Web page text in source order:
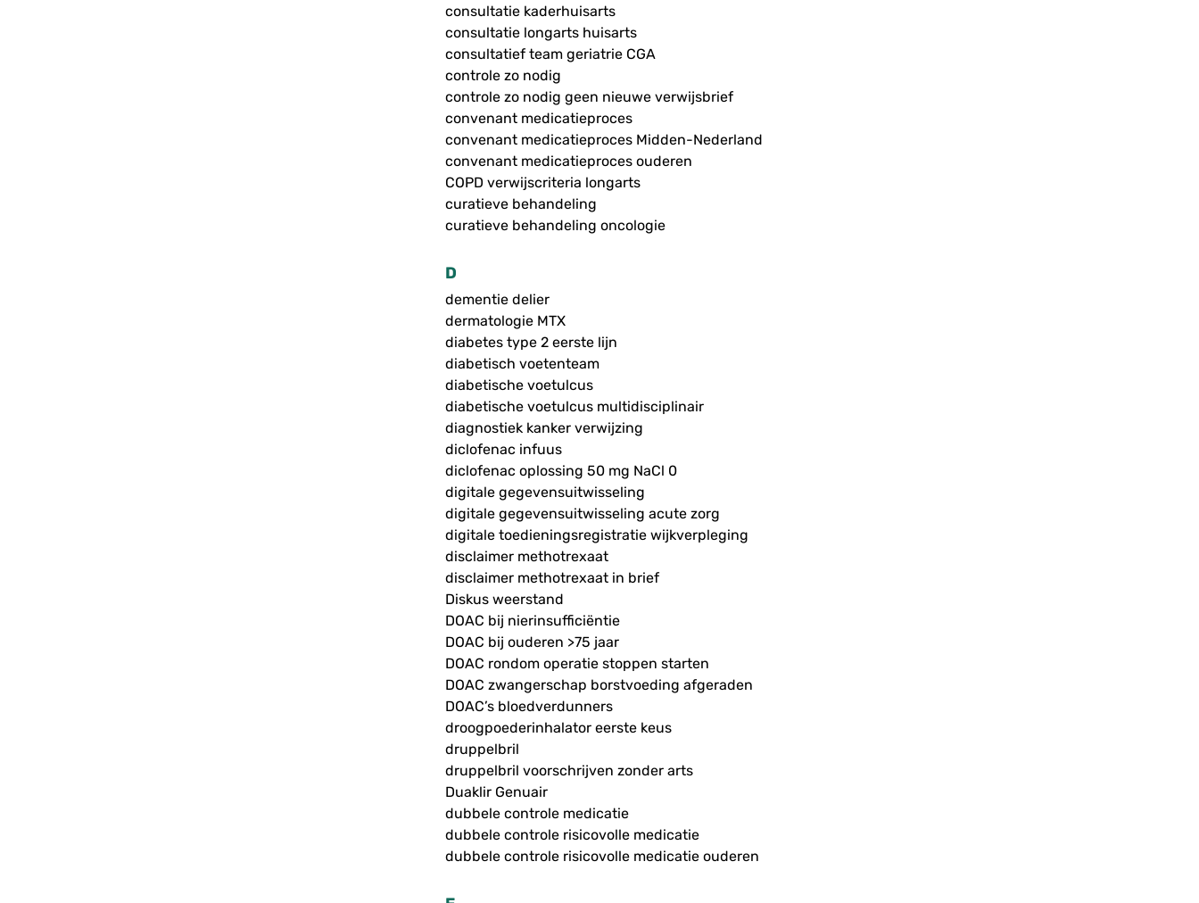
consultatie kaderhuisarts
consultatie longarts huisarts
consultatief team geriatrie CGA
controle zo nodig
controle zo nodig geen nieuwe verwijsbrief
convenant medicatieproces
convenant medicatieproces Midden-Nederland
convenant medicatieproces ouderen
COPD verwijscriteria longarts
curatieve behandeling
curatieve behandeling oncologie
D
dementie delier
dermatologie MTX
diabetes type 2 eerste lijn
diabetisch voetenteam
diabetische voetulcus
diabetische voetulcus multidisciplinair
diagnostiek kanker verwijzing
diclofenac infuus
diclofenac oplossing 50 mg NaCl 0
digitale gegevensuitwisseling
digitale gegevensuitwisseling acute zorg
digitale toedieningsregistratie wijkverpleging
disclaimer methotrexaat
disclaimer methotrexaat in brief
Diskus weerstand
DOAC bij nierinsufficiëntie
DOAC bij ouderen >75 jaar
DOAC rondom operatie stoppen starten
DOAC zwangerschap borstvoeding afgeraden
DOAC’s bloedverdunners
droogpoederinhalator eerste keus
druppelbril
druppelbril voorschrijven zonder arts
Duaklir Genuair
dubbele controle medicatie
dubbele controle risicovolle medicatie
dubbele controle risicovolle medicatie ouderen